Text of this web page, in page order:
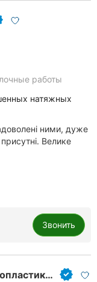
работы
натяжных
ними, дуже
присутні. Велике
Звонить
Salamandra, изготовление металлопластиковых конструкций